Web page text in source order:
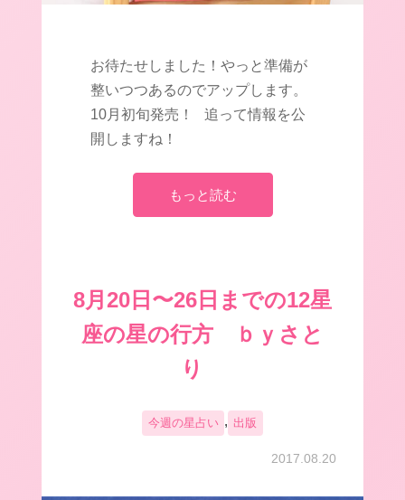
お待たせしました！やっと準備が
整いつつあるのでアップします。
10月初旬発売！ 追って情報を公
開しますね！
もっと読む
8月20日〜26日までの12星
座の星の行方 ｂｙさと
り
今週の星占い , 出版
2017.08.20